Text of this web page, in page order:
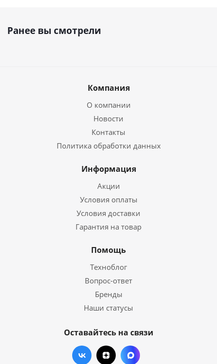
Ранее вы смотрели
Компания
О компании
Новости
Контакты
Политика обработки данных
Информация
Акции
Условия оплаты
Условия доставки
Гарантия на товар
Помощь
Техноблог
Вопрос-ответ
Бренды
Наши статусы
Оставайтесь на связи